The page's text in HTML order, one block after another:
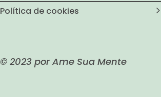
Política de cookies
© 2023 por Ame Sua Mente